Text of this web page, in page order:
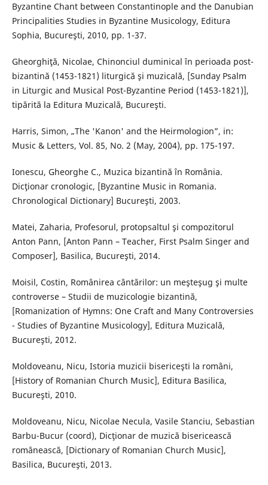
Byzantine Chant between Constantinople and the Danubian
Principalities Studies in Byzantine Musicology, Editura
Sophia, Bucureşti, 2010, pp. 1-37.
Gheorghiţă, Nicolae, Chinonciul duminical în perioada post-
bizantină (1453-1821) liturgică şi muzicală, [Sunday Psalm
in Liturgic and Musical Post-Byzantine Period (1453-1821)],
tipărită la Editura Muzicală, Bucureşti.
Harris, Simon, „The 'Kanon' and the Heirmologion”, in:
Music & Letters, Vol. 85, No. 2 (May, 2004), pp. 175-197.
Ionescu, Gheorghe C., Muzica bizantină în România.
Dicţionar cronologic, [Byzantine Music in Romania.
Chronological Dictionary] Bucureşti, 2003.
Matei, Zaharia, Profesorul, protopsaltul şi compozitorul
Anton Pann, [Anton Pann – Teacher, First Psalm Singer and
Composer], Basilica, Bucureşti, 2014.
Moisil, Costin, Românirea cântărilor: un meşteşug şi multe
controverse – Studii de muzicologie bizantină,
[Romanization of Hymns: One Craft and Many Controversies
- Studies of Byzantine Musicology], Editura Muzicală,
Bucureşti, 2012.
Moldoveanu, Nicu, Istoria muzicii bisericeşti la români,
[History of Romanian Church Music], Editura Basilica,
Bucureşti, 2010.
Moldoveanu, Nicu, Nicolae Necula, Vasile Stanciu, Sebastian
Barbu-Bucur (coord), Dicţionar de muzică bisericească
românească, [Dictionary of Romanian Church Music],
Basilica, Bucureşti, 2013.